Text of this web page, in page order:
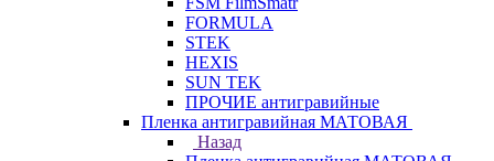
FORMULA
STEK
HEXIS
SUN TEK
ПРОЧИЕ антигравийные
Пленка антигравийная МАТОВАЯ
Назад